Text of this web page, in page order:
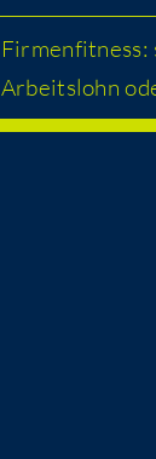
Arbeits­lohn